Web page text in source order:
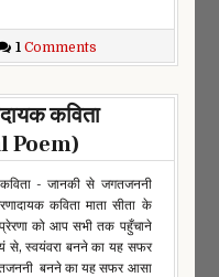
1 Comments
कविता
Poem)
कविता - जानकी से जगतजननी
कविता माता सीता के
को आप सभी तक पहुँचाने
से, स्वयंवरा बनने का यह सफर
बनने का यह सफर आसा